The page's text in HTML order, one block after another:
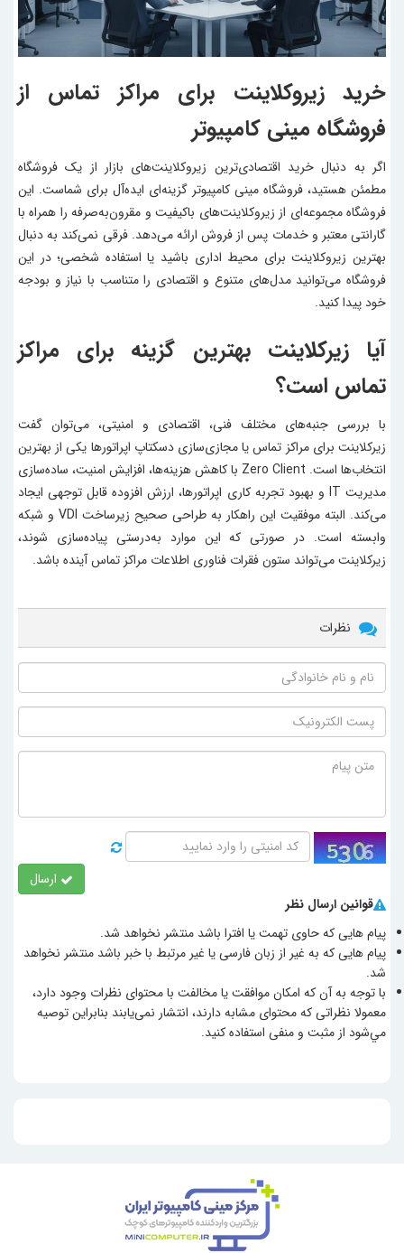
خرید زیروکلاینت برای مراکز تماس از
فروشگاه مینی کامپیوتر
اگر به دنبال خرید اقتصادی‌ترین زیروکلاینت‌های بازار از یک فروشگاه
مطمئن هستید، فروشگاه مینی کامپیوتر گزینه‌ای ایده‌آل برای شماست. این
فروشگاه مجموعه‌ای از زیروکلاینت‌های باکیفیت و مقرون‌به‌صرفه را همراه با
گارانتی معتبر و خدمات پس از فروش ارائه می‌دهد. فرقی نمی‌کند به دنبال
بهترین زیروکلاینت برای محیط اداری باشید یا استفاده شخصی؛ در این
فروشگاه می‌توانید مدل‌های متنوع و اقتصادی را متناسب با نیاز و بودجه
خود پیدا کنید.
آیا زیرکلاینت بهترین گزینه برای مراکز
تماس است؟
با بررسی جنبه‌های مختلف فنی، اقتصادی و امنیتی، می‌توان گفت
زیرکلاینت برای مراکز تماس یا مجازی‌سازی دسکتاپ اپراتورها یکی از بهترین
انتخاب‌ها است. Zero Client با کاهش هزینه‌ها، افزایش امنیت، ساده‌سازی
مدیریت IT و بهبود تجربه کاری اپراتورها، ارزش افزوده قابل توجهی ایجاد
می‌کند. البته موفقیت این راهکار به طراحی صحیح زیرساخت VDI و شبکه
وابسته است. در صورتی که این موارد به‌درستی پیاده‌سازی شوند،
زیرکلاینت می‌تواند ستون فقرات فناوری اطلاعات مراکز تماس آینده باشد.
نظرات
ارسال
قوانین ارسال نظر
پیام هایی که حاوی تهمت یا افترا باشد منتشر نخواهد شد.
پیام هایی که به غیر از زبان فارسی یا غیر مرتبط با خبر باشد منتشر نخواهد
شد.
با توجه به آن که امکان موافقت یا مخالفت با محتوای نظرات وجود دارد،
معمولا نظراتی که محتوای مشابه دارند، انتشار نمی‌یابند بنابراین توصيه
مي‌شود از مثبت و منفی استفاده کنید.